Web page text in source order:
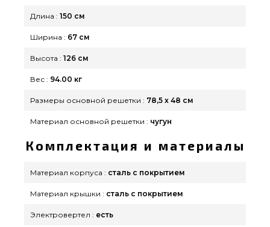
Длина : 150 см
Ширина : 67 см
Высота : 126 см
Вес : 94.00 кг
Размеры основной решетки : 78,5 х 48 см
Материал основной решетки : чугун
Комплектация и материалы
Материал корпуса : сталь с покрытием
Материал крышки : сталь с покрытием
Электровертел : есть